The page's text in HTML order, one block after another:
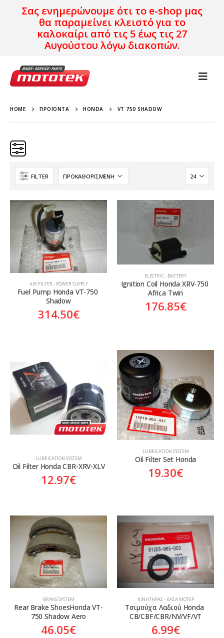
Σας ενημερώνουμε ότι το e-shop μας
θα παραμείνει κλειστό για το
καλοκαίρι από τις 5 έως τις 27
Αυγούστου λόγω διακοπών.
HOME ΠΡΟΪΌΝΤΑ HONDA VT 750 SHADOW
Κατηγορίες
Προϊόν Προέλευση
Aftermarket
Γνήσιο
Γνήσιο
FILTER
AIR FILTER - POWER SUPPLY
Fuel Pump Honda VT-750
Shadow
314.50€
ELECTRIC - BATTERY
Ignition Coil Honda XRV-750
Africa Twin
176.85€
LUBRICATION SYSTEM
Oil Filter Honda CBR-XRV-XLV
12.97€
LUBRICATION SYSTEM
Oil Filter Set Honda
19.30€
BRAKE SYSTEM
Rear Brake ShoesHonda VT-
750 Shadow Aero
46.05€
ΚΙΝΗΤΉΡΑΣ - ΚΆΣΑ ΜΟΤΈΡ
Tσιμούχα Λαδιού Honda
CB/CBF/CBR/NV/VF/VT
6.99€